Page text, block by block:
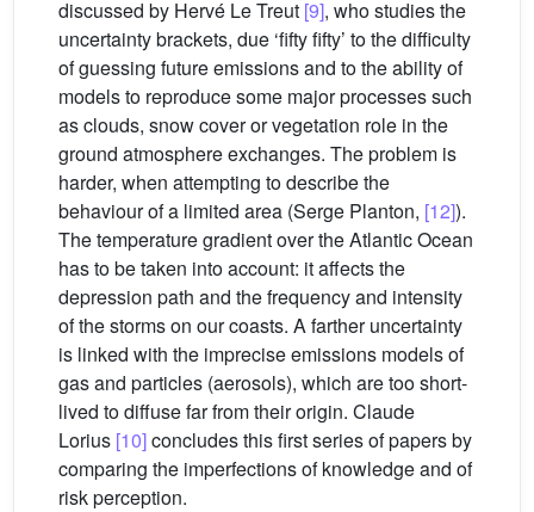
discussed by Hervé Le Treut [9], who studies the
uncertainty brackets, due ‘fifty fifty’ to the difficulty
of guessing future emissions and to the ability of
models to reproduce some major processes such
as clouds, snow cover or vegetation role in the
ground atmosphere exchanges. The problem is
harder, when attempting to describe the
behaviour of a limited area (Serge Planton, [12]).
The temperature gradient over the Atlantic Ocean
has to be taken into account: it affects the
depression path and the frequency and intensity
of the storms on our coasts. A farther uncertainty
is linked with the imprecise emissions models of
gas and particles (aerosols), which are too short-
lived to diffuse far from their origin. Claude
Lorius [10]concludes this first series of papers by
comparing the imperfections of knowledge and of
risk perception.